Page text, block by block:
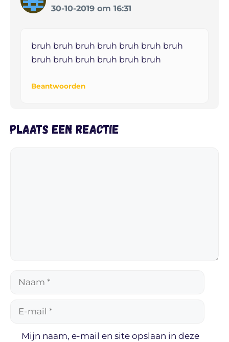
30-10-2019 om 16:31
bruh bruh bruh bruh bruh bruh bruh
bruh bruh bruh bruh bruh bruh
Beantwoorden
Plaats een reactie
Naam
Mijn naam, e-mail en site opslaan in deze